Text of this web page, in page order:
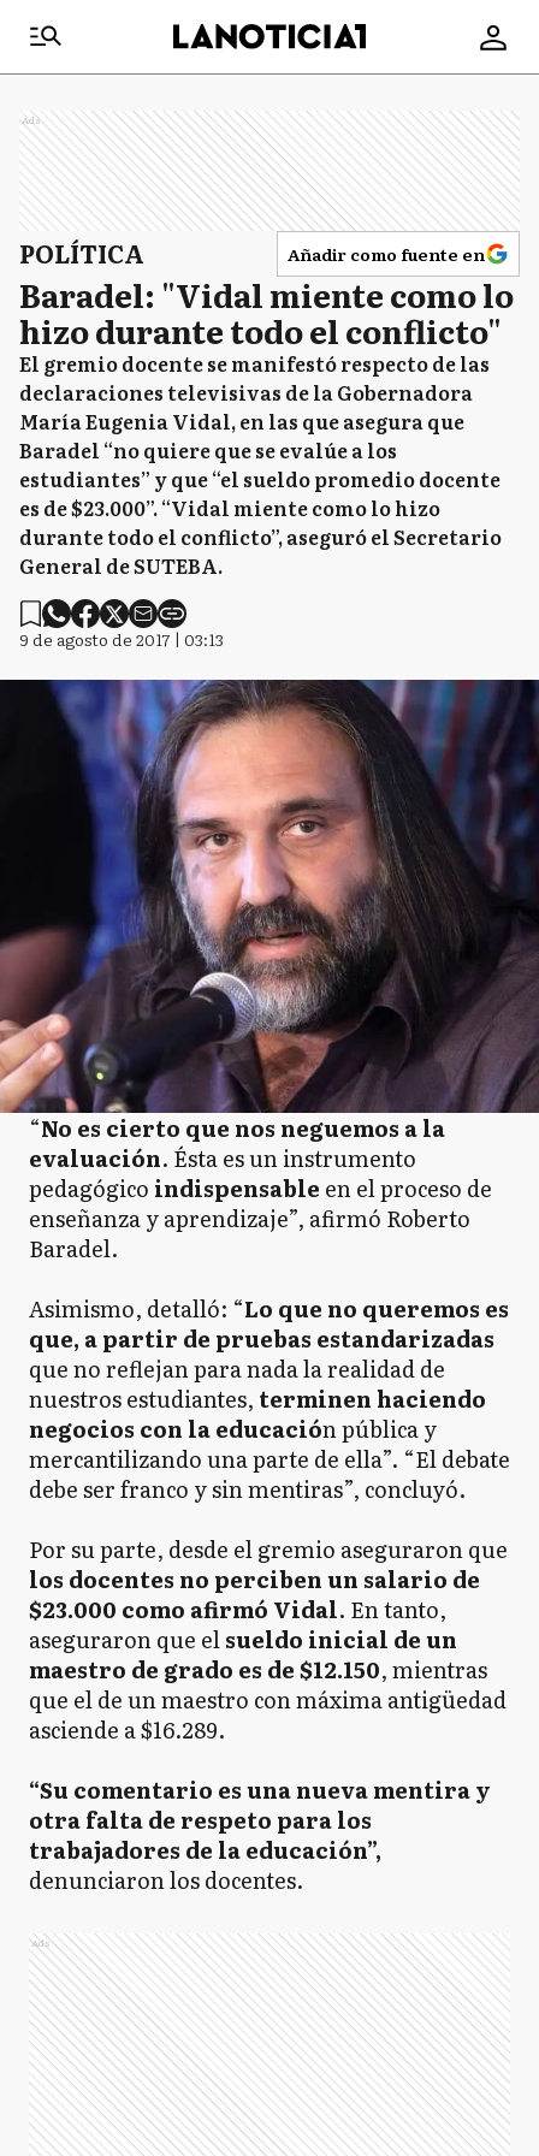
Ads
POLÍTICA Añadir como fuente en
Baradel: "Vidal miente como lo
hizo durante todo el conflicto"
El gremio docente se manifestó respecto de las
declaraciones televisivas de la Gobernadora
María Eugenia Vidal, en las que asegura que
Baradel “no quiere que se evalúe a los
estudiantes” y que “el sueldo promedio docente
es de $23.000”. “Vidal miente como lo hizo
durante todo el conflicto”, aseguró el Secretario
General de SUTEBA.
9 de agosto de 2017 | 03:13
“No es cierto que nos neguemos a la
evaluación. Ésta es un instrumento
pedagógico indispensable en el proceso de
enseñanza y aprendizaje”, afirmó Roberto
Baradel.
Asimismo, detalló: “Lo que no queremos es
que, a partir de pruebas estandarizadas
que no reflejan para nada la realidad de
nuestros estudiantes, terminen haciendo
negocios con la educación pública y
mercantilizando una parte de ella”. “El debate
debe ser franco y sin mentiras”, concluyó.
Por su parte, desde el gremio aseguraron que
los docentes no perciben un salario de
$23.000 como afirmó Vidal. En tanto,
aseguraron que elsueldo inicial de un
maestro de grado es de $12.150, mientras
que el de un maestro con máxima antigüedad
asciende a $16.289.
“Su comentario es una nueva mentira y
otra falta de respeto para los
trabajadores de la educación”,
denunciaron los docentes.
Ads